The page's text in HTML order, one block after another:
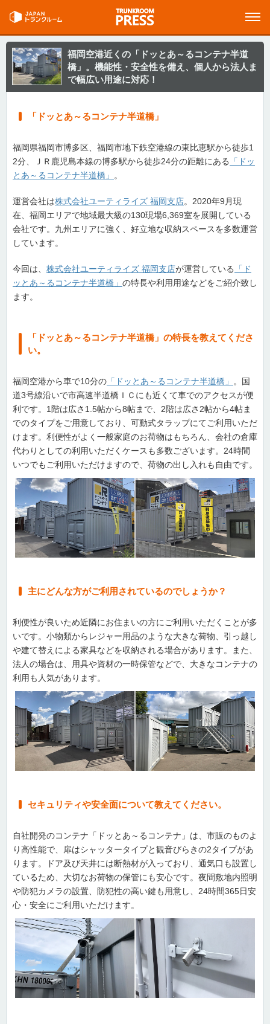
福岡空港近くの「ドッとあ～るコンテナ半道
橋」。機能性・安全性を備え、個人から法人ま
で幅広い用途に対応！
「ドッとあ～るコンテナ半道橋」
福岡県福岡市博多区、福岡市地下鉄空港線の東比恵駅から徒歩1
2分、ＪＲ鹿児島本線の博多駅から徒歩24分の距離にある
「ドッ
とあ～るコンテナ半道橋」
。
運営会社は株式会社ユーティライズ 福岡支店。2020年9月現
在、福岡エリアで地域最大級の130現場6,369室を展開している
会社です。九州エリアに強く、好立地な収納スペースを多数運営
しています。
今回は、 株式会社ユーティライズ 福岡支店が運営している
「ド
ッとあ～るコンテナ半道橋」 の特長や利用用途などをご紹介致し
ます。
「ドッとあ～るコンテナ半道橋」の特長を教えてくださ
い。
福岡空港から車で10分の 「ドッとあ～るコンテナ半道橋」
。国
道3号線沿いで市高速半道橋ＩＣにも近くて車でのアクセスが便
利です。1階は広さ1.5帖から8帖まで、2階は広さ2帖から4帖ま
でのタイプをご用意しており、可動式タラップにてご利用いただ
けます。利便性がよく一般家庭のお荷物はもちろん、会社の倉庫
代わりとしての利用いただくケースも多数ございます。24時間
いつでもご利用いただけますので、荷物の出し入れも自由です。
主にどんな方がご利用されているのでしょうか？
利便性が良いため近隣にお住まいの方にご利用いただくことが多
いです。小物類からレジャー用品のような大きな荷物、引っ越し
や建て替えによる家具などを収納される場合があります。また、
法人の場合は、用具や資材の一時保管などで、大きなコンテナの
利用も人気があります。
セキュリティや安全面について教えてください。
自社開発のコンテナ「ドッとあ～るコンテナ」は、市販のものよ
り高性能で、扉はシャッタータイプと観音びらきの2タイプがあ
ります。ドア及び天井には断熱材が入っており、通気口も設置し
ているため、大切なお荷物の保管にも安心です。夜間敷地内照明
や防犯カメラの設置、防犯性の高い鍵も用意し、24時間365日安
心・安全にご利用いただけます。